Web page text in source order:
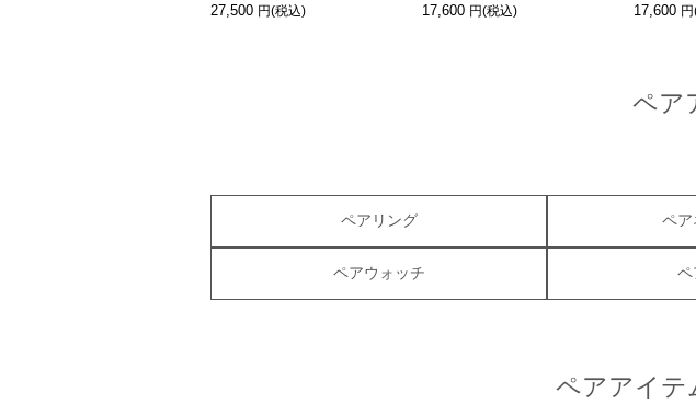
27,500 17,600 17,600
ペア
ペアリング ペア
ペアウォッチ ペ
ペアアイテ